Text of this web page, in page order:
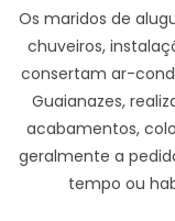
Os maridos de
chuveiros,
consertam ar-
Guaianazes,
acabamentos,
geralmente a
tempo ou